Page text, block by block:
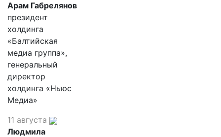
Арам Габрелянов
президент
холдинга
«Балтийская
медиа группа»,
генеральный
директор
холдинга «Ньюс
Медиа»
11 августа
Людмила